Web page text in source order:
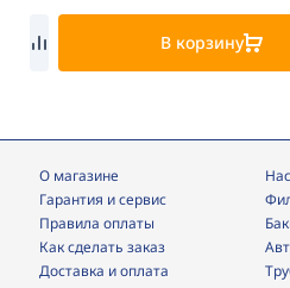
В корзину
О магазине
Гарантия и сервис
Правила оплаты
Как сделать заказ
Доставка и оплата